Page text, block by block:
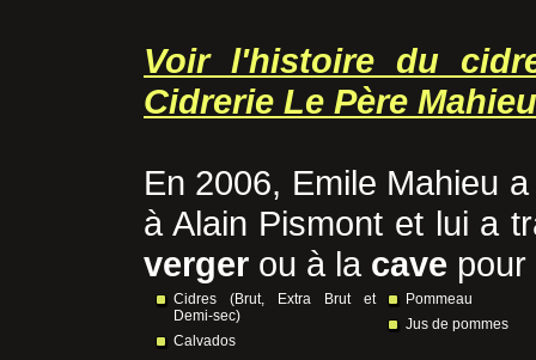
Voir l'histoire du
Cidrerie Le Père Mahieu
En 2006, Emile Mahieu
à Alain Pismont et lui a
verger ou à la cave pour
Cidres (Brut, Extra Brut et
Demi-sec)
Calvados
Pommeau
Jus de pommes